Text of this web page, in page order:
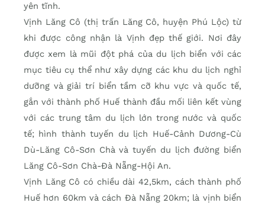
yên tĩnh.
Vịnh Lăng Cô (thị trấn Lăng Cô, huyện Phú Lộc) từ
khi được công nhận là Vịnh đẹp thế giới. Nơi đây
được xem là mũi đột phá của du lịch biển với các
mục tiêu cụ thể như xây dựng các khu du lịch nghỉ
dưỡng và giải trí biển tầm cỡ khu vực và quốc tế,
gắn với thành phố Huế thành đầu mối liên kết vùng
với các trung tâm du lịch lớn trong nước và quốc
tế; hình thành tuyến du lịch Huế-Cảnh Dương-Cù
Dù-Lăng Cô-Sơn Chà và tuyến du lịch đường biển
Lăng Cô-Sơn Chà-Đà Nẵng-Hội An.
Vịnh Lăng Cô có chiều dài 42,5km, cách thành phố
Huế hơn 60km và cách Đà Nẵng 20km; là vịnh biển